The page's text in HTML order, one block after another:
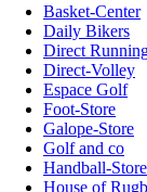
Basket-Center
Daily Bikers
Direct
Direct-Volley
Espace Golf
Foot-Store
Galope-Store
Golf and co
Handball-Store
House of